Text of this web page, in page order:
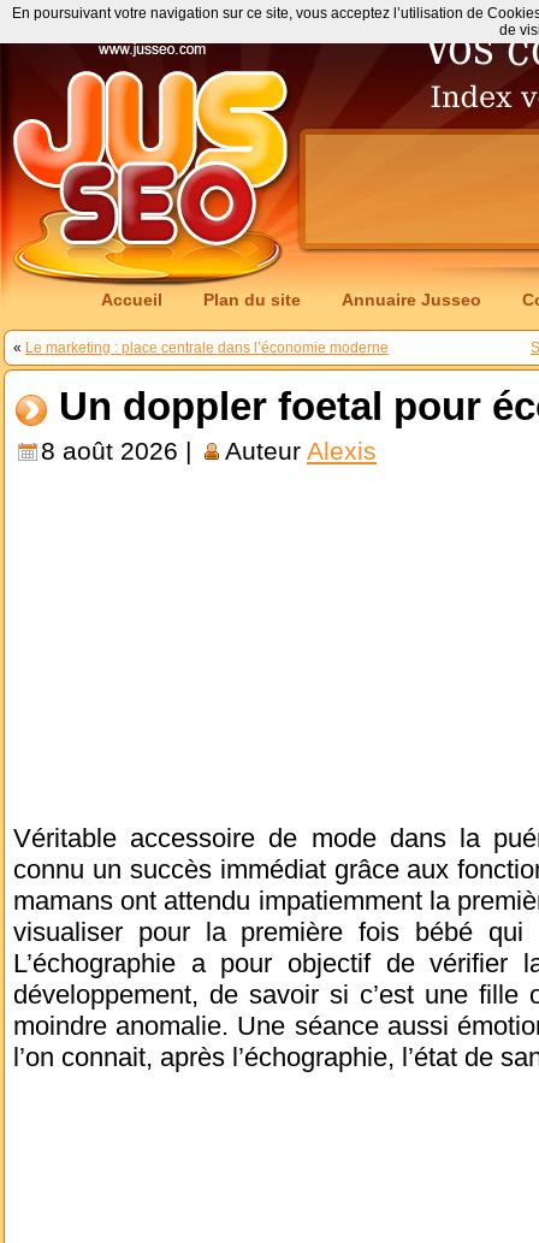
Accueil Plan du site Annuaire Jusseo
« Le marketing : place centrale dans l’économie moderne
Un doppler foetal pour
8 août 2026 | Auteur Alexis
Véritable accessoire de mode dans la
connu un succès immédiat grâce aux
mamans ont attendu impatiemment la
visualiser pour la première fois bébé
L’échographie a pour objectif de
développement, de savoir si c’est une fille
moindre anomalie. Une séance aussi
l’on connait, après l’échographie, l’état de
En poursuivant votre navigation sur ce site, vous acceptez l’utilisation de
de